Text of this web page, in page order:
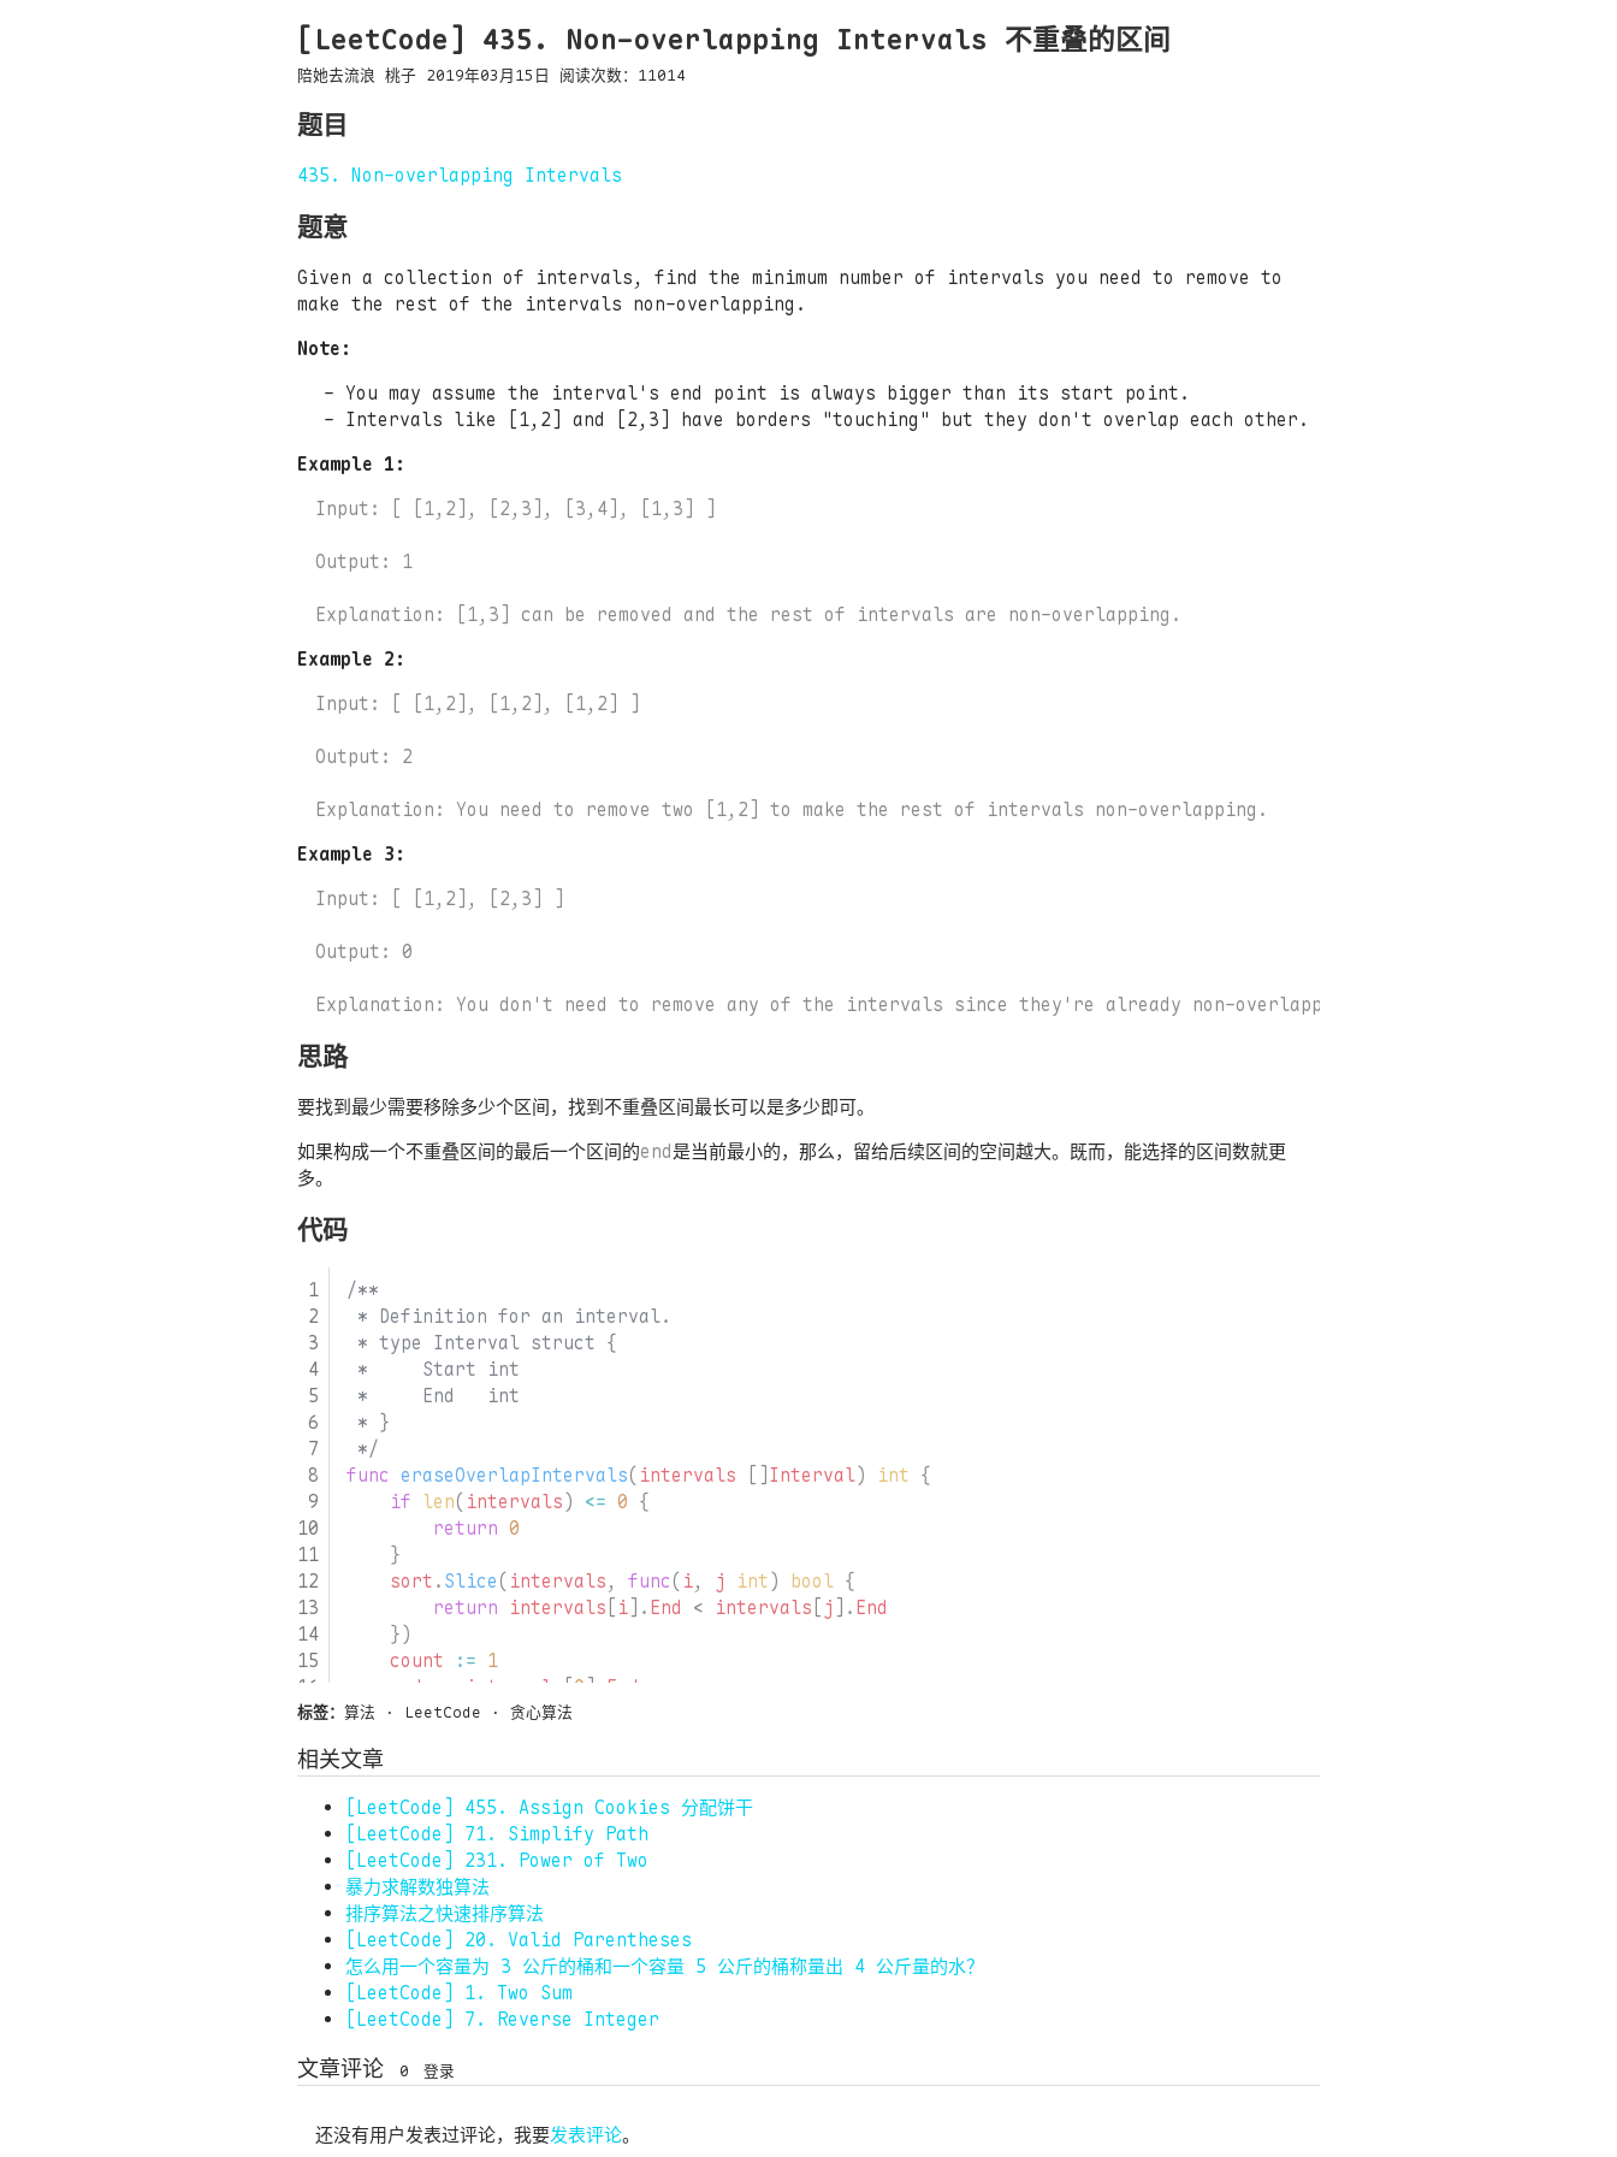
[LeetCode] 435. Non-overlapping Intervals 不重叠的区间
陪她去流浪 桃子 2019年03月15日 阅读次数： 11014
题目
435. Non-overlapping Intervals
题意
Given a collection of intervals, find the minimum number of intervals you need to remove to
make the rest of the intervals non-overlapping.
Note:
You may assume the interval's end point is always bigger than its start point.
Intervals like [1,2] and [2,3] have borders "touching" but they don't overlap each other.
Example 1:
Input: [ [1,2], [2,3], [3,4], [1,3] ]
Output: 1
Example 2:
Input: [ [1,2], [1,2], [1,2] ]
Output: 2
Example 3:
Input: [ [1,2], [2,3] ]
Output: 0
思路
要找到最少需要移除多少个区间，找到不重叠区间最长可以是多少即可。
如果构成一个不重叠区间的最后一个区间的end是当前最小的，那么，留给后续区间的空间越大。既而，能选择的区间数就更
多。
代码
*/
func eraseOverlapIntervals( intervals [] Interval) int {
if len( intervals) <= 0 {
return 0
}
sort . Slice ( intervals , func ( i, j int) bool {
return intervals [ i]. End < intervals [ j ]. End
})
count
:= 1
end
intervals [ 0 ]. End
for i:=1; < len
end
= intervals [i].End
count++
}
return len ( intervals
}
标签： 算法 · LeetCode · 贪心算法
相关文章
[LeetCode] 455. Assign Cookies 分配饼干
[LeetCode] 71. Simplify Path
[LeetCode] 231. Power of Two
暴力求解数独算法
排序算法之快速排序算法
[LeetCode] 20. Valid Parentheses
怎么用一个容量为 3 公斤的桶和一个容量 5 公斤的桶称量出 4 公斤量的水？
[LeetCode] 1. Two Sum
[LeetCode] 7. Reverse Integer
文章评论 0 登录
还没有用户发表过评论，我要发表评论。